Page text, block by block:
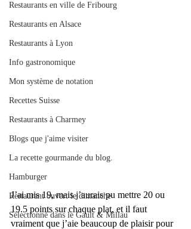
Restaurants en ville de Fribourg
Restaurants en Alsace
Restaurants à Lyon
Info gastronomique
Mon système de notation
Recettes Suisse
Restaurants à Charmey
Blogs que j'aime visiter
La recette gourmande du blog.
Hamburger
Restaurant ouvert le dimanche
Sélectionné dans le Gault & Millau
J’ai mis 19, mais j’aurais pu mettre 20 ou
19.5 points sur chaque plat, et il faut
vraiment que j’aie beaucoup de plaisir pour